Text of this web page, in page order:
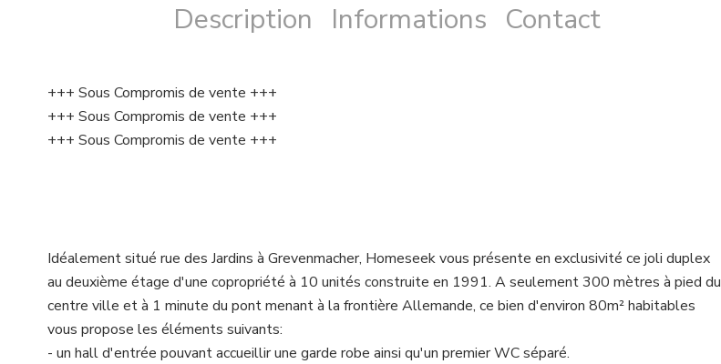
Description Informations Contact
+++ Sous Compromis de vente +++
+++ Sous Compromis de vente +++
+++ Sous Compromis de vente +++
Idéalement situé rue des Jardins à Grevenmacher, Homeseek vous présente en exclusivité ce joli duplex
au deuxième étage d'une copropriété à 10 unités construite en 1991. A seulement 300 mètres à pied du
centre ville et à 1 minute du pont menant à la frontière Allemande, ce bien d'environ 80m² habitables
vous propose les éléments suivants:
- un hall d'entrée pouvant accueillir une garde robe ainsi qu'un premier WC séparé.